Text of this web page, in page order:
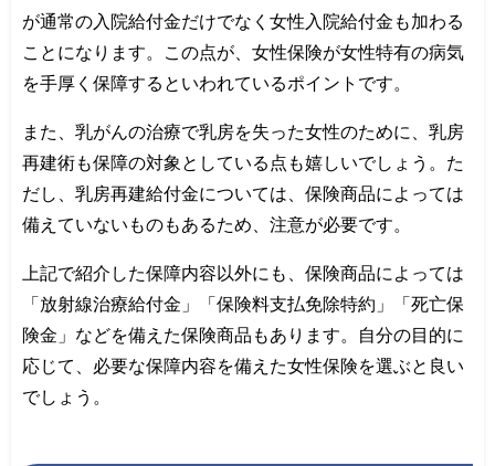
が通常の入院給付金だけでなく女性入院給付金も加わる
ことになります。この点が、女性保険が女性特有の病気
を手厚く保障するといわれているポイントです。
また、乳がんの治療で乳房を失った女性のために、乳房
再建術も保障の対象としている点も嬉しいでしょう。た
だし、乳房再建給付金については、保険商品によっては
備えていないものもあるため、注意が必要です。
上記で紹介した保障内容以外にも、保険商品によっては
「放射線治療給付金」「保険料支払免除特約」「死亡保
険金」などを備えた保険商品もあります。自分の目的に
応じて、必要な保障内容を備えた女性保険を選ぶと良い
でしょう。